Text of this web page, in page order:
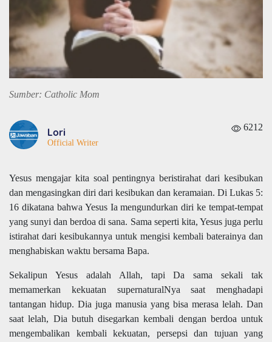
Sumber: Catholic Mom
Lori
Official Writer
6212
Yesus mengajar kita soal pentingnya beristirahat dari kesibukan
dan mengasingkan diri dari kesibukan dan keramaian. Di Lukas 5:
16 dikatana bahwa Yesus Ia mengundurkan diri ke tempat-tempat
yang sunyi dan berdoa di sana. Sama seperti kita, Yesus juga perlu
istirahat dari kesibukannya untuk mengisi kembali baterainya dan
menghabiskan waktu bersama Bapa.
Sekalipun Yesus adalah Allah, tapi Da sama sekali tak
memamerkan kekuatan supernaturalNya saat menghadapi
tantangan hidup. Dia juga manusia yang bisa merasa lelah. Dan
saat lelah, Dia butuh disegarkan kembali dengan berdoa untuk
mengembalikan kembali kekuatan, persepsi dan tujuan yang